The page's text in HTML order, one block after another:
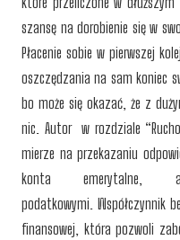
szansę na dorobienie się w
Płacenie sobie w pierwszej
oszczędzania na sam koniec
bo może się okazać, że z
nic. Autor w rozdziale
mierze na przekazaniu
konta emerytalne,
podatkowymi. Współczynnik
finansowej, która pozwoli